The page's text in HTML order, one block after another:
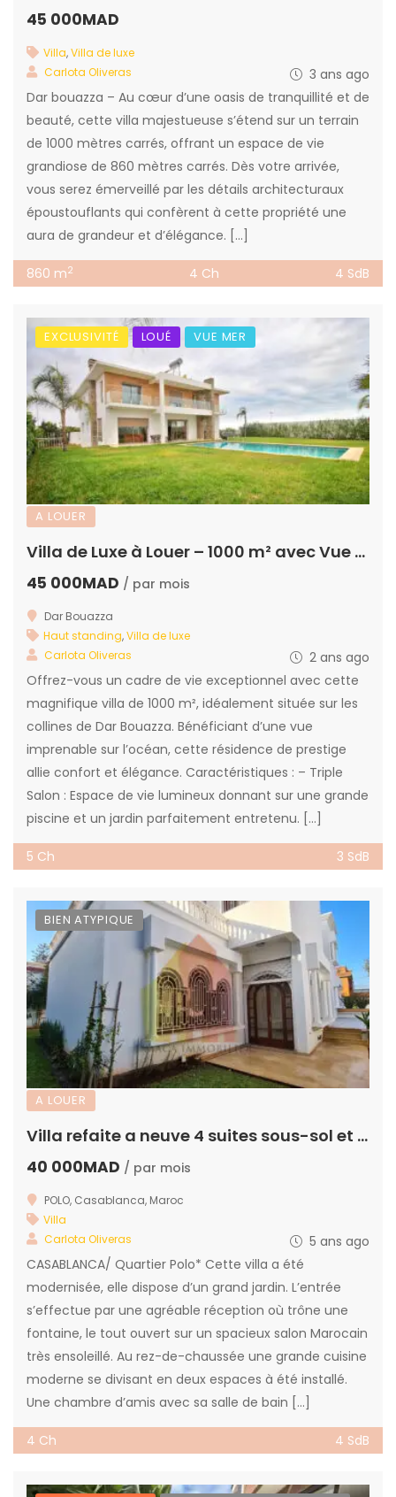
45 000MAD
Villa,Villa de luxe
Carlota Oliveras
3 ans ago
Dar bouazza – Au cœur d’une oasis de tranquillité et de
beauté, cette villa majestueuse s’étend sur un terrain
de 1000 mètres carrés, offrant un espace de vie
grandiose de 860 mètres carrés. Dès votre arrivée,
vous serez émerveillé par les détails architecturaux
époustouflants qui confèrent à cette propriété une
aura de grandeur et d’élégance. […]
860 m2 4 Ch 4 SdB
EXCLUSIVITÉ LOUÉ VUE MER
A LOUER
Villa de Luxe à Louer – 1000 m² avec Vue Mer à Dar Bouazza
45 000MAD / par mois
Dar Bouazza
Haut standing,Villa de luxe
Carlota Oliveras
2 ans ago
Offrez-vous un cadre de vie exceptionnel avec cette
magnifique villa de 1000 m², idéalement située sur les
collines de Dar Bouazza. Bénéficiant d’une vue
imprenable sur l’océan, cette résidence de prestige
allie confort et élégance. Caractéristiques : – Triple
Salon : Espace de vie lumineux donnant sur une grande
piscine et un jardin parfaitement entretenu. […]
5 Ch 3 SdB
BIEN ATYPIQUE
A LOUER
Villa refaite a neuve 4 suites sous-sol et grand jardin
40 000MAD / par mois
POLO, Casablanca, Maroc
Villa
Carlota Oliveras
5 ans ago
CASABLANCA/ Quartier Polo* Cette villa a été
modernisée, elle dispose d’un grand jardin. L’entrée
s’effectue par une agréable réception où trône une
fontaine, le tout ouvert sur un spacieux salon Marocain
très ensoleillé. Au rez-de-chaussée une grande cuisine
moderne se divisant en deux espaces à été installé.
Une chambre d’amis avec sa salle de bain […]
4 Ch 4 SdB